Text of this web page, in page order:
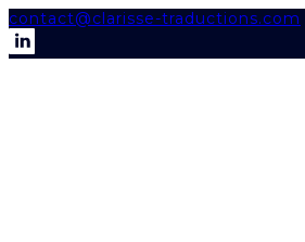
contact@clarisse-traductions.com